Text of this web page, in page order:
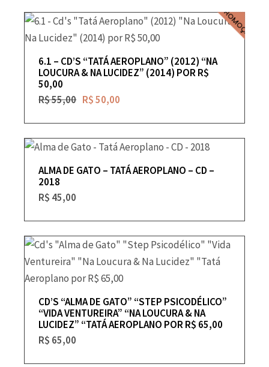
PROMOÇÃO
6.1 – CD’S “TATÁ AEROPLANO” (2012) “NA
LOUCURA & NA LUCIDEZ” (2014) POR R$
50,00
R$55,00 R$50,00
ALMA DE GATO – TATÁ AEROPLANO – CD –
2018
R$ 45,00
CD’S “ALMA DE GATO” “STEP PSICODÉLICO”
“VIDA VENTUREIRA” “NA LOUCURA & NA
LUCIDEZ” “TATÁ AEROPLANO POR R$ 65,00
R$ 65,00